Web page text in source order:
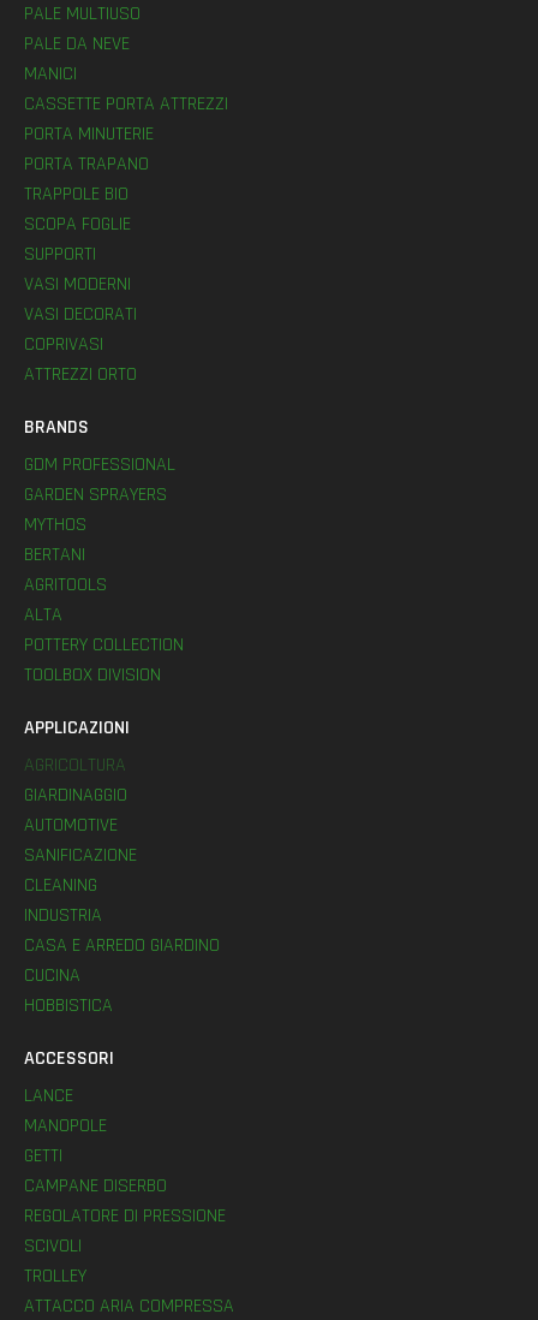
PALE MULTIUSO
PALE DA NEVE
MANICI
CASSETTE PORTA ATTREZZI
PORTA MINUTERIE
PORTA TRAPANO
TRAPPOLE BIO
SCOPA FOGLIE
SUPPORTI
VASI MODERNI
VASI DECORATI
COPRIVASI
ATTREZZI ORTO
BRANDS
GDM PROFESSIONAL
GARDEN SPRAYERS
MYTHOS
BERTANI
AGRITOOLS
ALTA
POTTERY COLLECTION
TOOLBOX DIVISION
APPLICAZIONI
AGRICOLTURA
GIARDINAGGIO
AUTOMOTIVE
SANIFICAZIONE
CLEANING
INDUSTRIA
CASA E ARREDO GIARDINO
CUCINA
HOBBISTICA
ACCESSORI
LANCE
MANOPOLE
GETTI
CAMPANE DISERBO
REGOLATORE DI PRESSIONE
SCIVOLI
TROLLEY
ATTACCO ARIA COMPRESSA